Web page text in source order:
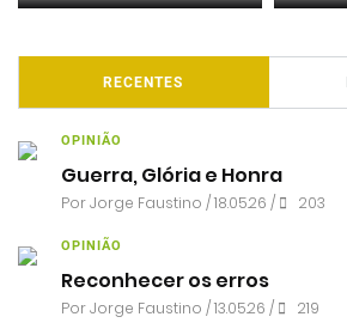
RECENTES
OPINIÃO
Guerra, Glória e Honra
PorJorge Faustino / 18.05.26 / 203
OPINIÃO
Reconhecer os erros
PorJorge Faustino / 13.05.26 / 219